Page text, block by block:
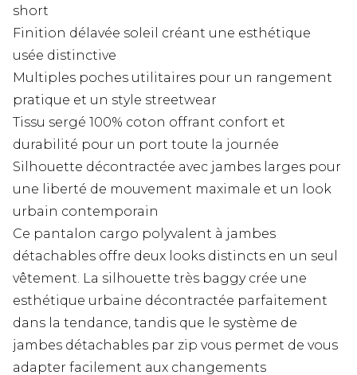
short
Finition délavée soleil créant une esthétique
usée distinctive
Multiples poches utilitaires pour un rangement
pratique et un style streetwear
Tissu sergé 100% coton offrant confort et
durabilité pour un port toute la journée
Silhouette décontractée avec jambes larges pour
une liberté de mouvement maximale et un look
urbain contemporain
Ce pantalon cargo polyvalent à jambes
détachables offre deux looks distincts en un seul
vêtement. La silhouette très baggy crée une
esthétique urbaine décontractée parfaitement
dans la tendance, tandis que le système de
jambes détachables par zip vous permet de vous
adapter facilement aux changements